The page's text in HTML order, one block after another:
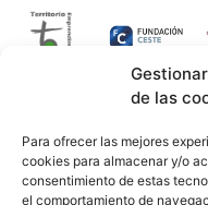
de las
Para ofrecer las mejores
cookies para almacenar y/o
consentimiento de estas
el comportamiento de
POLÍTICA DE COOKIES